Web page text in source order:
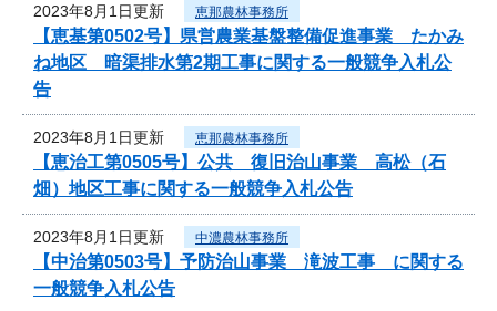
2023年8月1日更新 恵那農林事務所
【恵基第0502号】県営農業基盤整備促進事業 たかみ
ね地区 暗渠排水第2期工事に関する一般競争入札公
告
2023年8月1日更新 恵那農林事務所
【恵治工第0505号】公共 復旧治山事業 高松（石
畑）地区工事に関する一般競争入札公告
2023年8月1日更新 中濃農林事務所
【中治第0503号】予防治山事業 滝波工事 に関する
一般競争入札公告